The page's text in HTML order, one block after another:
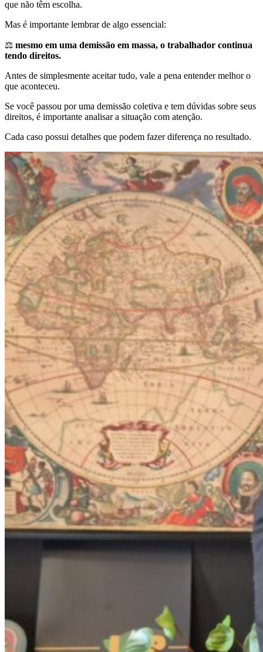
que não têm escolha.
Mas é importante lembrar de algo essencial:
⚖️ mesmo em uma demissão em massa, o trabalhador continua
tendo direitos.
Antes de simplesmente aceitar tudo, vale a pena entender melhor o
que aconteceu.
Se você passou por uma demissão coletiva e tem dúvidas sobre seus
direitos, é importante analisar a situação com atenção.
Cada caso possui detalhes que podem fazer diferença no resultado.